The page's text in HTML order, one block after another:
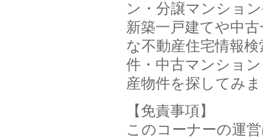
ン・分譲マンショ
新築一戸建てや中
な不動産住宅情報
件・中古マンショ
産物件を探してみ
【免責事項】
このコーナーの運